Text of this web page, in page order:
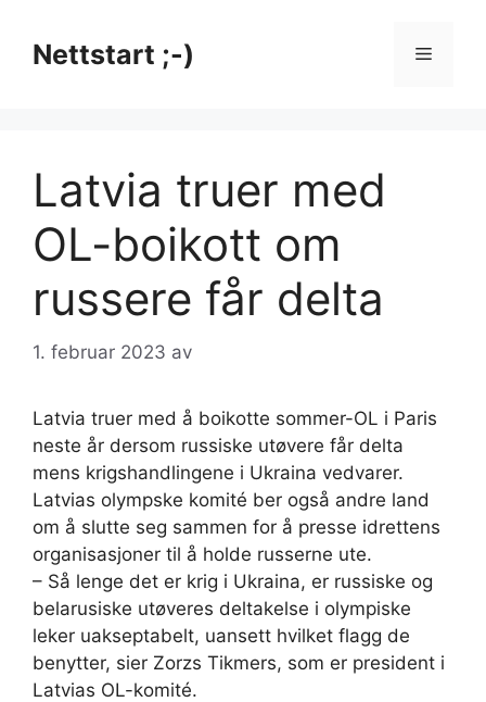
innholdNettstart ;-) Meny
Latvia truer med
OL-boikott om
russere får delta
1. februar 2023 av
Latvia truer med å boikotte sommer-OL i Paris
neste år dersom russiske utøvere får delta
mens krigshandlingene i Ukraina vedvarer.
Latvias olympske komité ber også andre land
om å slutte seg sammen for å presse idrettens
organisasjoner til å holde russerne ute.
– Så lenge det er krig i Ukraina, er russiske og
belarusiske utøveres deltakelse i olympiske
leker uakseptabelt, uansett hvilket flagg de
benytter, sier Zorzs Tikmers, som er president i
Latvias OL-komité.